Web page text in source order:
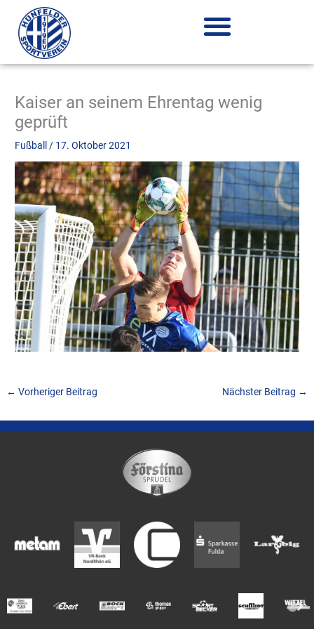
Inhalt
springen
Kaiser an seinem Ehrentag wenig
geprüft
Fußball / 17. Oktober 2021
← Vorheriger Beitrag Nächster Beitrag →